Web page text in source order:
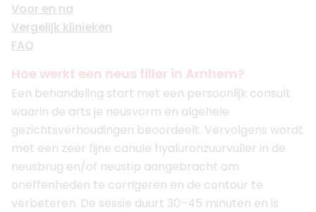
Voor en na
Vergelijk klinieken
FAQ
Hoe werkt een neus filler in Arnhem?
Een behandeling start met een persoonlijk consult
waarin de arts je neusvorm en algehele
gezichtsverhoudingen beoordeelt. Vervolgens wordt
met een zeer fijne canule hyaluronzuurvuller in de
neusbrug en/of neustip aangebracht om
oneffenheden te corrigeren en de contour te
verbeteren. De sessie duurt 30–45 minuten en is